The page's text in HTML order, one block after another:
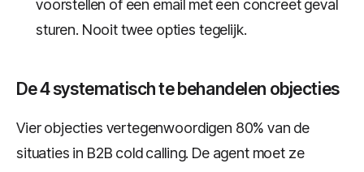
voorstellen of een email met een concreet geval
sturen. Nooit twee opties tegelijk.
De 4 systematisch te behandelen objecties
Vier objecties vertegenwoordigen 80% van de
situaties in B2B cold calling. De agent moet ze